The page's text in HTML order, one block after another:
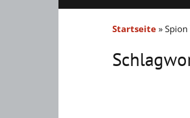
Startseite » Spion